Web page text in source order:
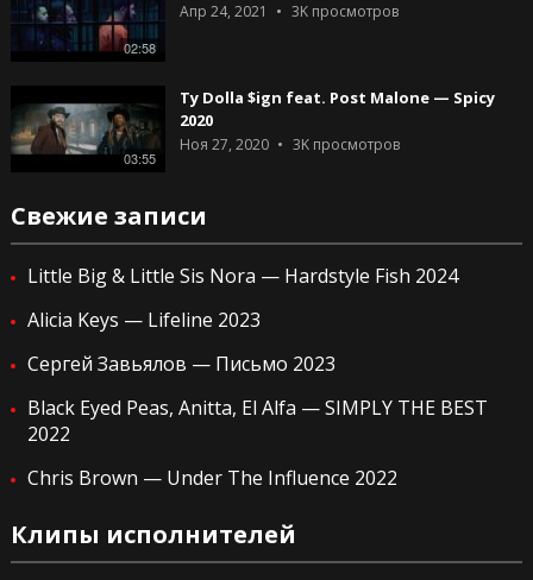
02:58
Апр 24, 2021 3Kпросмотров
03:55
Ty Dolla $ign feat. Post Malone — Spicy
2020
Ноя 27, 2020 3Kпросмотров
Свежие записи
Little Big & Little Sis Nora — Hardstyle Fish 2024
Alicia Keys — Lifeline 2023
Сергей Завьялов — Письмо 2023
Black Eyed Peas, Anitta, El Alfa — SIMPLY THE BEST
2022
Chris Brown — Under The Influence 2022
Клипы исполнителей